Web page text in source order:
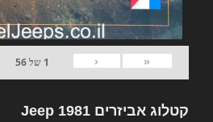
«
‹
1 של56
קטלוג אביזרים 1981 Jeep